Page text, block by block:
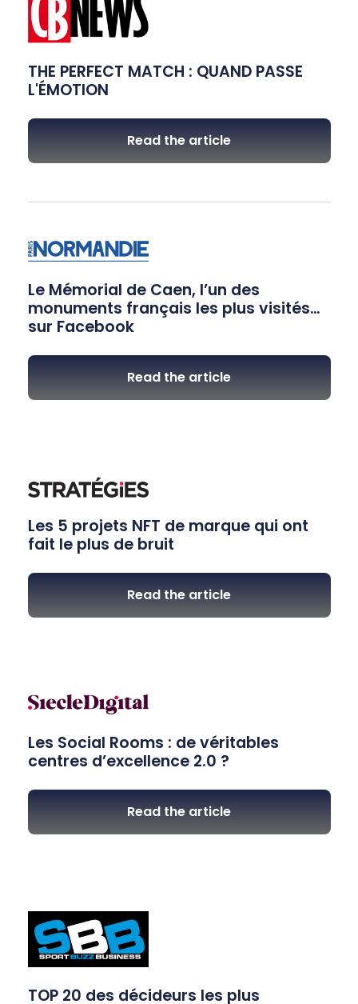
THE PERFECT MATCH : QUAND PASSE
L'ÉMOTION
Read the article
Le Mémorial de Caen, l’un des
monuments français les plus visités…
sur Facebook
Read the article
Les 5 projets NFT de marque qui ont
fait le plus de bruit
Read the article
Les Social Rooms : de véritables
centres d’excellence 2.0 ?
Read the article
TOP 20 des décideurs les plus